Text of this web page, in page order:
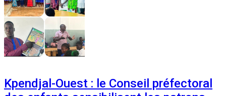
Kpendjal-Ouest : le Conseil préfectoral